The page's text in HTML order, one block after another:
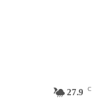
27.9 C